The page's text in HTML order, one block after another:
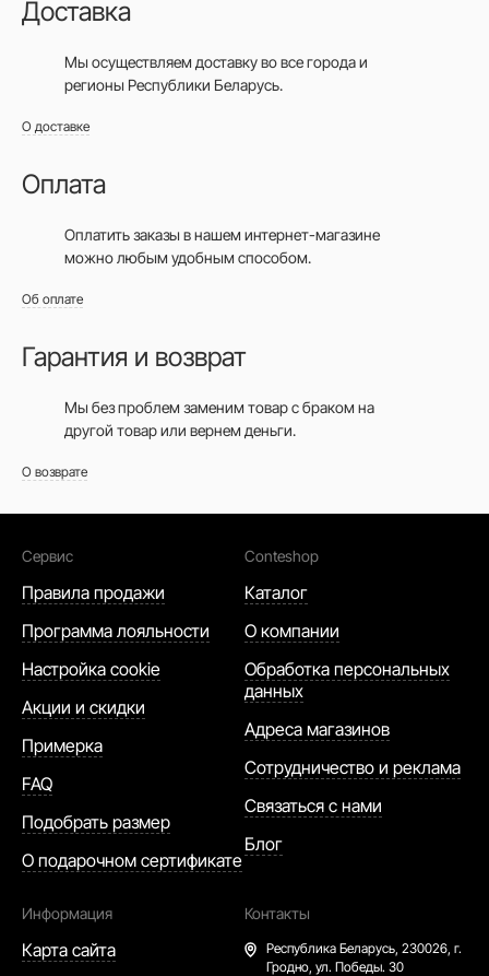
Доставка
Мы осуществляем доставку во все городаи
регионы Республики Беларусь.
О доставке
Оплата
Оплатить заказы в нашем интернет-магазине
можно любым удобным способом.
Об оплате
Гарантия и возврат
Мы без проблем заменим товар с браком на
другой товар или вернем деньги.
О возврате
Сервис
Правила продажи
Программа лояльности
Настройка cookie
Акции и скидки
Примерка
FAQ
Подобрать размер
О подарочном сертификате
Conteshop
Каталог
О компании
Обработка персональных
данных
Адреса магазинов
Сотрудничество и реклама
Связаться с нами
Блог
Информация
Карта сайта
Контакты
Республика Беларусь, 230026, г.
Гродно, ул. Победы. 30